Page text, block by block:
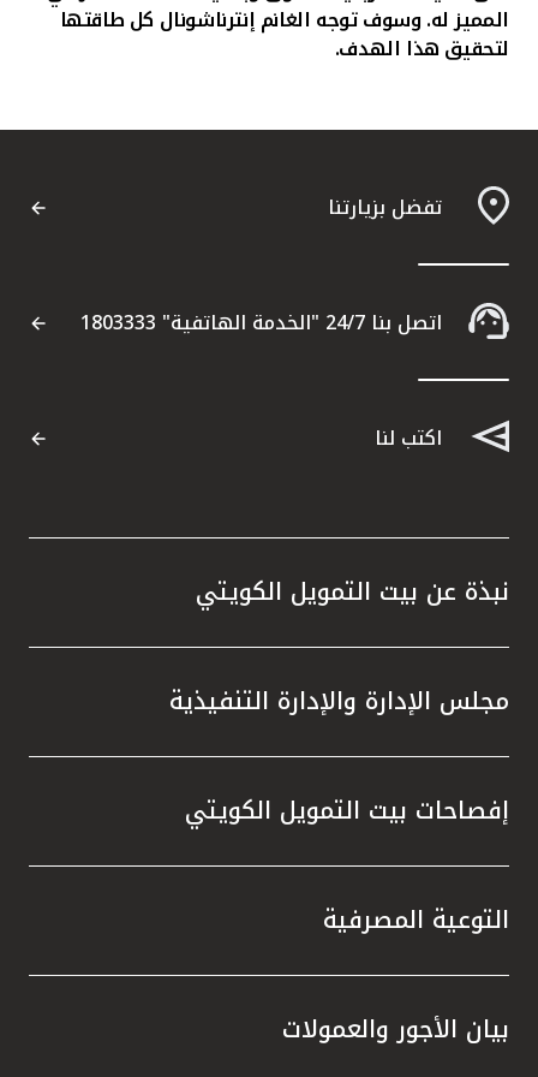
المميز له. وسوف توجه الغانم إنترناشونال كل طاقتها
لتحقيق هذا الهدف.
تفضل بزيارتنا
اتصل بنا 24/7 "الخدمة الهاتفية" 1803333
اكتب لنا
نبذة عن بيت التمويل الكويتي
مجلس الإدارة والإدارة التنفيذية
إفصاحات بيت التمويل الكويتي
التوعية المصرفية
بيان الأجور والعمولات